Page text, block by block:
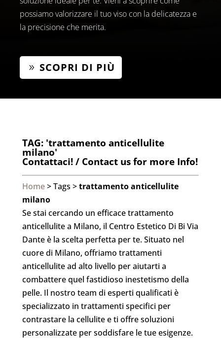
possiamo valorizzare il tuo viso con la delicatezza e
la precisione che merita.
SCOPRI DI PIÙ
TAG: 'trattamento anticellulite
milano'
Contattaci! / Contact us for more Info!
Home> Tags >trattamento anticellulite
milano
Se stai cercando un efficace trattamento
anticellulite a Milano, il Centro Estetico Di Bi Via
Dante è la scelta perfetta per te. Situato nel
cuore di Milano, offriamo trattamenti
anticellulite ad alto livello per aiutarti a
combattere quel fastidioso inestetismo della
pelle. Il nostro team di esperti qualificati è
specializzato in trattamenti specifici per
contrastare la cellulite e ti offre soluzioni
personalizzate per soddisfare le tue esigenze.